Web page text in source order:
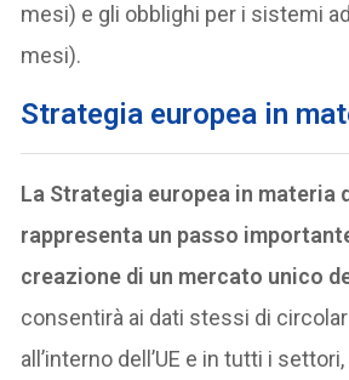
mesi) e gli obblighi per i sistemi
mesi).
Strategia europea in
La Strategia europea in materia
rappresenta un passo
creazione di un mercato unico
consentirà ai dati stessi di
all’interno dell’UE e in tutti i